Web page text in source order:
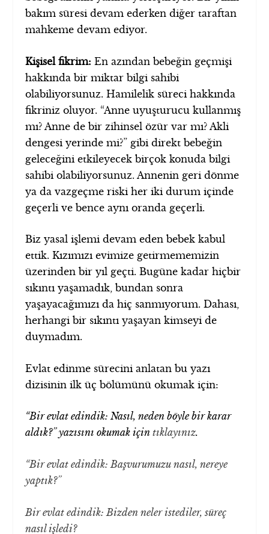
bakım süresi devam ederken diğer taraftan
mahkeme devam ediyor.
Kişisel fikrim: En azından bebeğin geçmişi
hakkında bir miktar bilgi sahibi
olabiliyorsunuz. Hamilelik süreci hakkında
fikriniz oluyor. “Anne uyuşturucu kullanmış
mı? Anne de bir zihinsel özür var mı? Akli
dengesi yerinde mi?” gibi direkt bebeğin
geleceğini etkileyecek birçok konuda bilgi
sahibi olabiliyorsunuz. Annenin geri dönme
ya da vazgeçme riski her iki durum içinde
geçerli ve bence aynı oranda geçerli.
Biz yasal işlemi devam eden bebek kabul
ettik. Kızımızı evimize getirmememizin
üzerinden bir yıl geçti. Bugüne kadar hiçbir
sıkıntı yaşamadık, bundan sonra
yaşayacağımızı da hiç sanmıyorum. Dahası,
herhangi bir sıkıntı yaşayan kimseyi de
duymadım.
Evlat edinme sürecini anlatan bu yazı
dizisinin ilk üç bölümünü okumak için:
“Bir evlat edindik: Nasıl, neden böyle bir karar
aldık?” yazısını okumak içintıklayınız.
“Bir evlat edindik: Başvurumuzu nasıl, nereye
yaptık?”
Bir evlat edindik: Bizden neler istediler, süreç
nasıl işledi?